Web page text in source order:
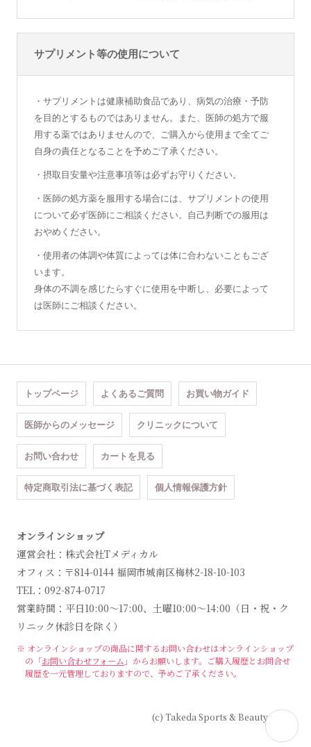
サプリメント等の使用について
・サプリメントは健康補助食品であり、病気の治療・予防
を目的とするものではありません。また、医師の処方で服
用する薬ではありませんので、ご購入から使用まで全てご
自身の責任となることを予めご了承ください。
・摂取目安量や注意事項等は必ずお守りください。
・医師の処方薬を服用する場合には、サプリメントの使用
について必ず医師にご相談ください。自己判断での服用は
おやめください。
・使用者の体調や体質によっては体に合わないこともござ
います。
身体の不調を感じたらすぐに使用を中断し、必要によって
は医師にご相談ください。
トップページ よくあるご質問 お買い物ガイド
医師からのメッセージ クリニックについて
お問い合わせ カートを見る
特定商取引法に基づく表記 個人情報保護方針
オンラインショップ
運営会社：株式会社Tメディカル
オフィス：〒814-0144 福岡市城南区梅林2-18-10-103
TEL：092-874-0717
営業時間：平日10:00～17:00、土曜10:00～14:00（日・祝・ク
リニック休診日を除く）
※ オンラインショップの商品に関するお問い合わせはオンラインショップ
の「お問い合わせフォーム 」からお願いします。 ご購入履歴とお問合せ
履歴を一元管理しておりますので、予めご了承ください。
(c) Takeda Sports & Beauty Clinic